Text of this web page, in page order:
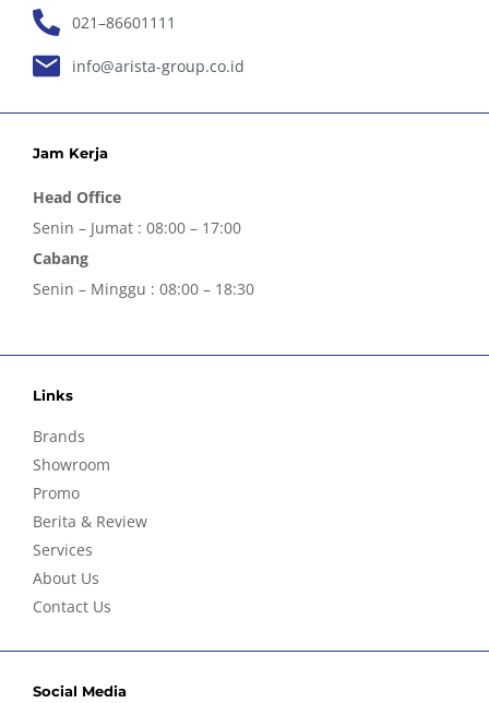
021–86601111
info@arista-group.co.id
Jam Kerja
Head Office
Senin – Jumat : 08:00 – 17:00
Cabang
Senin – Minggu : 08:00 – 18:30
Links
Brands
Showroom
Promo
Berita & Review
Services
About Us
Contact Us
Social Media